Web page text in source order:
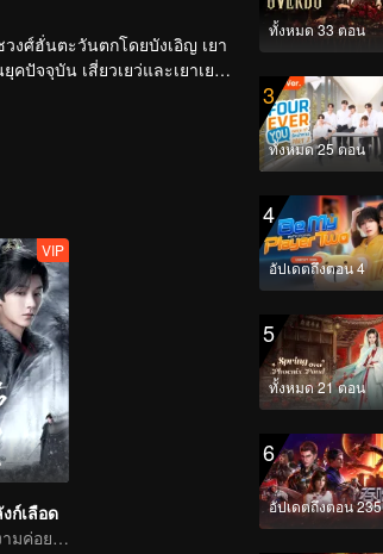
งศ์ฮั่นตะวันตกโดยบังเอิญ เยา
ปัจจุบัน เสี่ยวเยว่และเยาเยา
VIP
ก์เลือด
มือสังหารสาวงามค่อย ๆ ไล่ล่าองค์ชายแสนรัก
ทั้งหมด 33 ตอน
3
ทั้งหมด 25 ตอน
4
อัปเดตถึงตอน 4
5
ทั้งหมด 21 ตอน
6
อัปเดตถึงตอน 235